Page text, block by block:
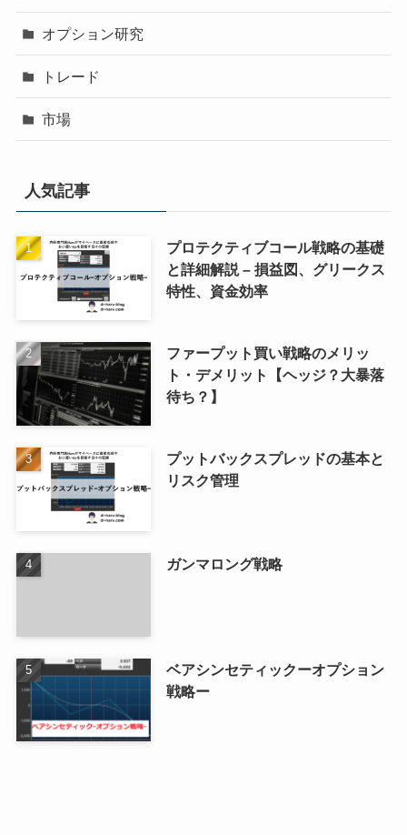
オプション研究
トレード
市場
人気記事
プロテクティブコール戦略の基礎
と詳細解説 – 損益図、グリークス
特性、資金効率
ファープット買い戦略のメリッ
ト・デメリット【ヘッジ？大暴落
待ち？】
プットバックスプレッドの基本と
リスク管理
ガンマロング戦略
ベアシンセティックーオプション
戦略ー